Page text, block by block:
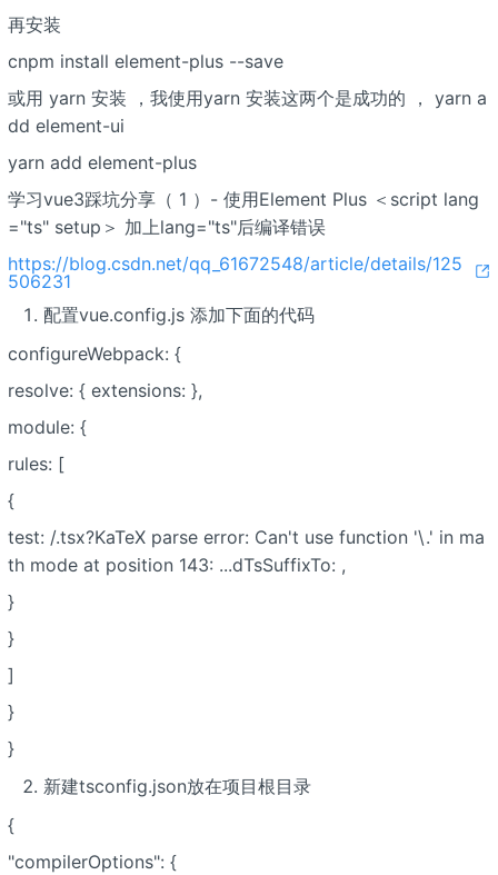
再安装
cnpm install element-plus --save
或用 yarn 安装 ，我使用yarn 安装这两个是成功的 ， yarn a
dd element-ui
yarn add element-plus
学习vue3踩坑分享（ 1 ）- 使用Element Plus ＜script lang
="ts" setup＞ 加上lang="ts"后编译错误
https://blog.csdn.net/qq_61672548/article/details/125
506231
配置vue.config.js 添加下面的代码
configureWebpack: {
resolve: { extensions: },
module: {
rules: [
{
test: /.tsx?KaTeX parse error: Can't use function '\.' in ma
th mode at position 143: ...dTsSuffixTo: ,
}
}
]
}
}
新建tsconfig.json放在项目根目录
{
"compilerOptions": {